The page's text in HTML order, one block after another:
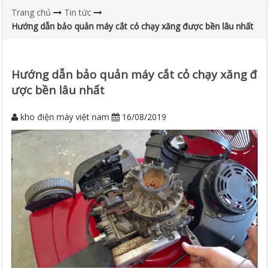
Trang chủ
Tin tức
Hướng dẫn bảo quản máy cắt cỏ chạy xăng được bền lâu nhất
Hướng dẫn bảo quản máy cắt cỏ chạy xăng đ
ược bền lâu nhất
kho điện máy việt nam 16/08/2019